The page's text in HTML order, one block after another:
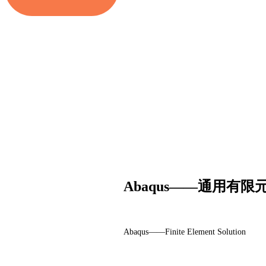
Abaqus——通用有限
Abaqus——Finite Element Solution